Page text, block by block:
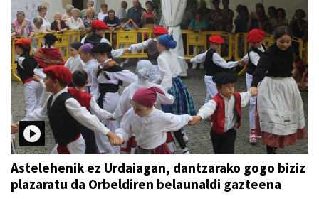
Astelehenik ez Urdaiagan, dantzarako gogo biziz
plazaratu da Orbeldiren belaunaldi gazteena